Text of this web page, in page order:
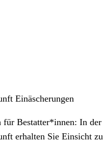
Einäscherungen
für Bestatter*innen: In der
erhalten Sie Einsicht zu